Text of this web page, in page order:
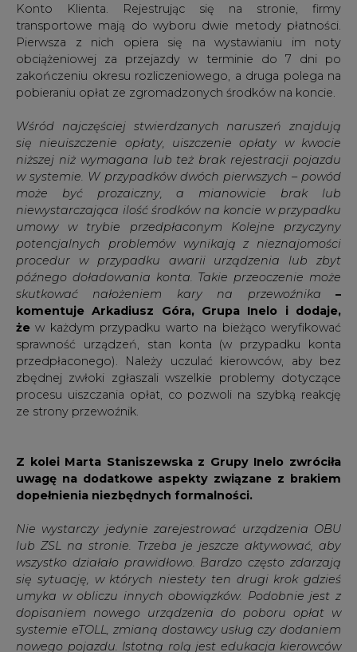
Konto Klienta. Rejestrując się na stronie, firmy
transportowe mają do wyboru dwie metody płatności.
Pierwsza z nich opiera się na wystawianiu im noty
obciążeniowej za przejazdy w terminie do 7 dni po
zakończeniu okresu rozliczeniowego, a druga polega na
pobieraniu opłat ze zgromadzonych środków na koncie.
Wśród najczęściej stwierdzanych naruszeń znajdują
się nieuiszczenie opłaty, uiszczenie opłaty w kwocie
niższej niż wymagana lub też brak rejestracji pojazdu
w systemie. W przypadków dwóch pierwszych – powód
może być prozaiczny, a mianowicie brak lub
niewystarczająca ilość środków na koncie w przypadku
umowy w trybie przedpłaconym Kolejne przyczyny
potencjalnych problemów wynikają z nieznajomości
procedur w przypadku awarii urządzenia lub zbyt
późnego doładowania konta. Takie przeoczenie może
skutkować nałożeniem kary na przewoźnika
–
komentuje Arkadiusz Góra, Grupa Inelo i dodaje,
żew każdym przypadku warto na bieżąco weryfikować
sprawność urządzeń, stan konta (w przypadku konta
przedpłaconego). Należy uczulać kierowców, aby bez
zbędnej zwłoki zgłaszali wszelkie problemy dotyczące
procesu uiszczania opłat, co pozwoli na szybką reakcję
ze strony przewoźnik.
Z kolei Marta Staniszewska z Grupy Inelo zwróciła
uwagę na dodatkowe aspekty związane z brakiem
dopełnienia niezbędnych formalności.
Nie wystarczy jedynie zarejestrować urządzenia OBU
lub ZSL na stronie. Trzeba je jeszcze aktywować, aby
wszystko działało prawidłowo. Bardzo często zdarzają
się sytuację, w których niestety ten drugi krok gdzieś
umyka w obliczu innych obowiązków. Podobnie jest z
dopisaniem nowego urządzenia do poboru opłat w
systemie eTOLL, zmianą dostawcy usług czy dodaniem
nowego pojazdu. Istotną rolą jest edukacja kierowców